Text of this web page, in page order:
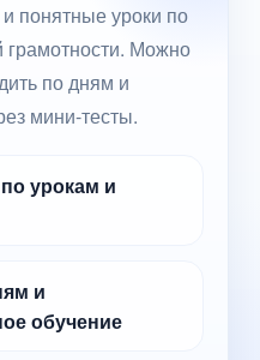
понятные уроки по
Можно
по дням и
мини-тесты.
урокам и
и
обучение